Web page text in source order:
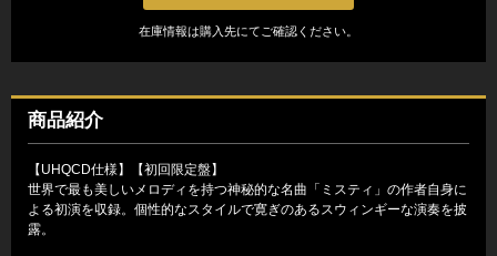
在庫情報は購入先にてご確認ください。
商品紹介
【UHQCD仕様】【初回限定盤】
世界で最も美しいメロディを持つ神秘的な名曲「ミスティ」の作者自身に
よる初演を収録。個性的なスタイルで寛ぎのあるスウィンギーな演奏を披
露。